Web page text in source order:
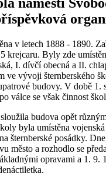
v letech 1888 - 1890.
krejcaru. Byly zde
I. dívčí obecná a II.
ve vývoji šternberského
budovy. V době 1.
válce se však činnost
budova opět
byla umístěna
šternberské posádky.
město a rozhodlo se
opravami a 1. 9.